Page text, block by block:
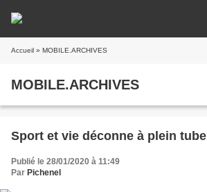
Accueil » MOBILE.ARCHIVES
MOBILE.ARCHIVES
Sport et vie déconne à plein tube
Publié le 28/01/2020 à 11:49
Par Pichenel